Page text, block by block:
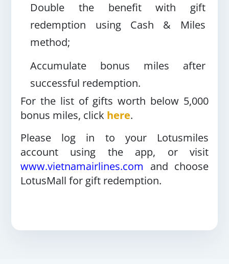
Double the benefit with gift
redemption using Cash & Miles
method;
Accumulate bonus miles after
successful redemption.
For the list of gifts worth below 5,000
bonus miles, click here.
Please log in to your Lotusmiles
account using the app, or visit
www.vietnamairlines.com and choose
LotusMall for gift redemption.